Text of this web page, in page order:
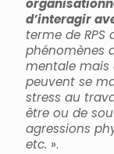
d’interagir
terme de
phénomènes
mentale mais
peuvent se
stress au
être ou de
agressions
etc. ».